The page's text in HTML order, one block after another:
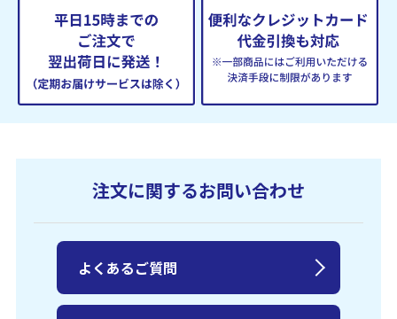
注文に関するお問い合わせ
よくあるご質問